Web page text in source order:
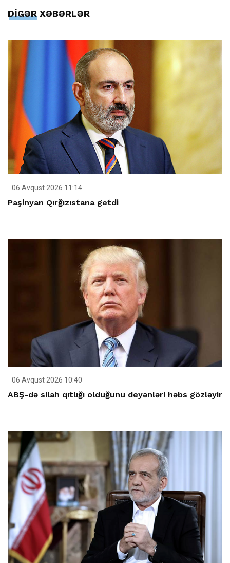
DİGƏR XƏBƏRLƏR
06 Avqust 2026 11:14
Paşinyan Qırğızıstana getdi
06 Avqust 2026 10:40
ABŞ-də silah qıtlığı olduğunu deyənləri həbs gözləyir